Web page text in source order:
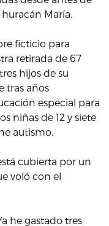
María.
ficticio para
retirada de 67
hijos de su
tras años
especial para
niñas de 12 y siete
autismo.
cubierta por un
voló con el
he gastado tres